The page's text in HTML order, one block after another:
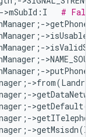
>mSubId:I #